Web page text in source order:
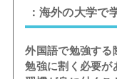
：海外の大学で
外国語で勉強する
勉強に割く必要が